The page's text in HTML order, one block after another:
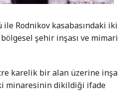
ile Rodnikov kasabasındaki iki
şehir inşası ve mimari
karelik bir alan üzerine inşa
minaresinin dikildiği ifade